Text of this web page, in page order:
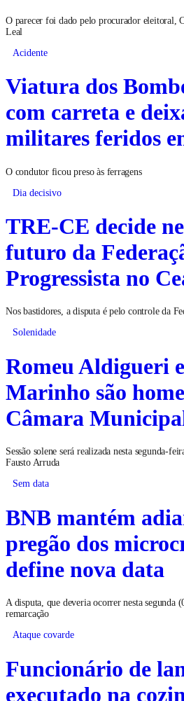
O parecer foi dado pelo procurador eleitoral,
Leal
Acidente
Viatura dos
com carreta e
militares feridos
O condutor ficou preso às ferragens
Dia decisivo
TRE-CE decide
futuro da
Progressista no
Nos bastidores, a disputa é pelo controle da
Solenidade
Romeu Aldigueri
Marinho são
Câmara
Sessão solene será realizada nesta segunda-
Fausto Arruda
Sem data
BNB mantém
pregão dos
define nova data
A disputa, que deveria ocorrer nesta segunda
remarcação
Ataque covarde
Funcionário de
executado na